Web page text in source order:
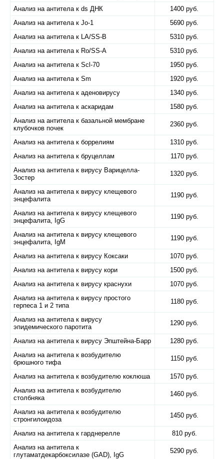
Анализ на антитела к ds ДНК
1400 руб.
Анализ на антитела к Jo-1
5690 руб.
Анализ на антитела к LA/SS-B
5310 руб.
Анализ на антитела к Ro/SS-A
5310 руб.
Анализ на антитела к Scl-70
1950 руб.
Анализ на антитела к Sm
1920 руб.
Анализ на антитела к аденовирусу
1340 руб.
Анализ на антитела к аскаридам
1580 руб.
Анализ на антитела к базальной мембране
клубочков почек
2360 руб.
Анализ на антитела к боррелиям
1310 руб.
Анализ на антитела к бруцеллам
1170 руб.
Анализ на антитела к вирусу Варицелла-
Зостер
1320 руб.
Анализ на антитела к вирусу клещевого
энцефалита
1190 руб.
Анализ на антитела к вирусу клещевого
энцефалита, IgG
1190 руб.
Анализ на антитела к вирусу клещевого
энцефалита, IgM
1190 руб.
Анализ на антитела к вирусу Коксаки
1070 руб.
Анализ на антитела к вирусу кори
1500 руб.
Анализ на антитела к вирусу краснухи
1070 руб.
Анализ на антитела к вирусу простого
герпеса 1 и 2 типа
1180 руб.
Анализ на антитела к вирусу
эпидемического паротита
1290 руб.
Анализ на антитела к вирусу Эпштейна-Барр
1280 руб.
Анализ на антитела к возбудителю
брюшного тифа
1150 руб.
Анализ на антитела к возбудителю коклюша
1570 руб.
Анализ на антитела к возбудителю
столбняка
1460 руб.
Анализ на антитела к возбудителю
стронгилоидоза
1450 руб.
Анализ на антитела к гарднерелле
810 руб.
Анализ на антитела к
глутаматдекарбоксилазе (GAD), IgG
5290 руб.